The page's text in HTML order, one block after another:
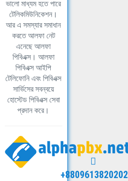
ভালো মাধ্যম হতে পারে
টেলিকমিউনিকেশন।
আর এ সমস্যার সমাধান
করতে আলফা নেট
এনেছে আলফা
পিবিএক্স। আলফা
পিবিএক্স আইপি
টেলিফোনি এবং পিবিএক্স
সার্ভিসের সবন্বয়ে
হোস্টেড পিবিএক্স সেবা
প্রদান করে।
+8809613820202